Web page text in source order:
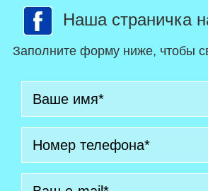
Наша страничка
Заполните форму ниже, чтобы